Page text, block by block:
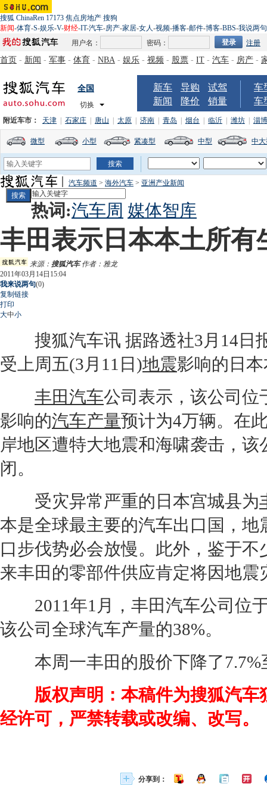
搜狐 ChinaRen 17173 焦点房地产 搜狗
新闻-体育-S-娱乐-V-财经-IT-汽车-房产-家居-女人-视频-播客-邮件-博客-BBS-我说两句
用户名：
密码： 注册
首页 - 新闻 - 军事 - 体育 - NBA - 娱乐 - 视频 - 股票 - IT - 汽车 - 房产 -
全国
切换
新车 导购
试驾
新闻
降价 销量
车
车
附近车市： 天津 石家庄 唐山 太原 济南 青岛 烟台 临沂 潍坊 淄博
微型 小型 紧凑型 中型 中
汽车频道 > 海外汽车 > 亚洲产业新闻
热词:汽车周 媒体智库
丰田表示日本本土所有
来源： 搜狐汽车作者：雅龙
2011年03月14日15:04
我来说两句(0)
复制链接
打印
大中小
搜狐汽车讯 据路透社3月14日
受上周五(3月11日)地震影响的日
丰田汽车公司表示，该公司位
影响的汽车产量预计为4万辆。在
岸地区遭特大地震和海啸袭击，该
闭。
受灾异常严重的日本宫城县为
本是全球最主要的汽车出口国， 地
口步伐势必会放慢。此外，鉴于
来丰田 的零部件供应肯定将因地震
2011年1月， 丰田汽车公司位
该公司全球汽车产量的38%。
本周一丰田 的股价下降了
版权声明：本稿件为搜狐汽
经许可，严禁转载或改编、改写。
分享到：